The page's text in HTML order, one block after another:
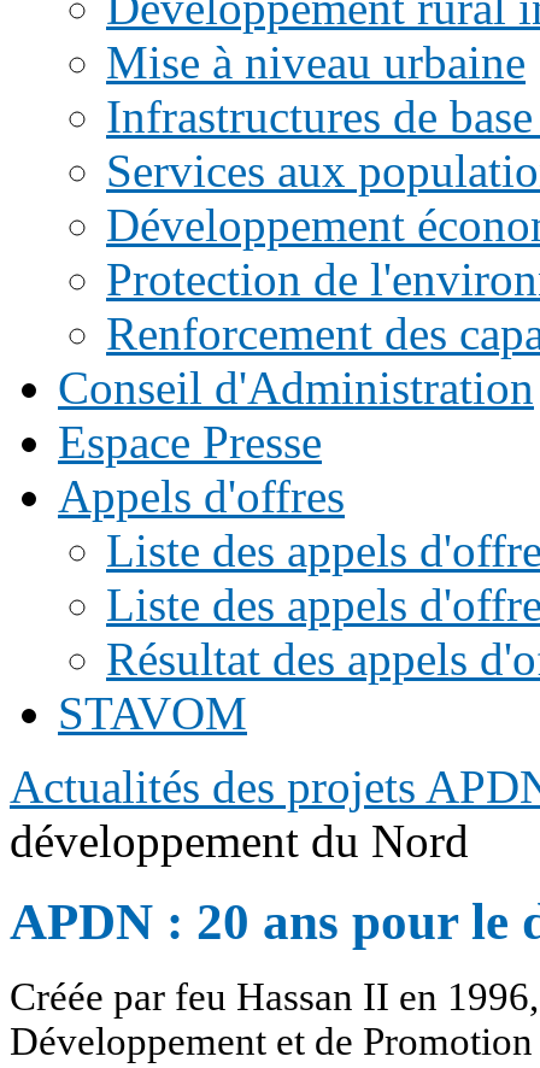
Mise à niveau urbaine
Infrastructures de
Services aux
Développement
Protection de
Renforcement des
Conseil d'Administration
Espace Presse
Appels d'offres
Liste des appels
Liste des appels
Résultat des appels
STAVOM
Actualités des projets
développement du Nord
APDN : 20 ans pour le
Créée par feu Hassan II en
Développement et de